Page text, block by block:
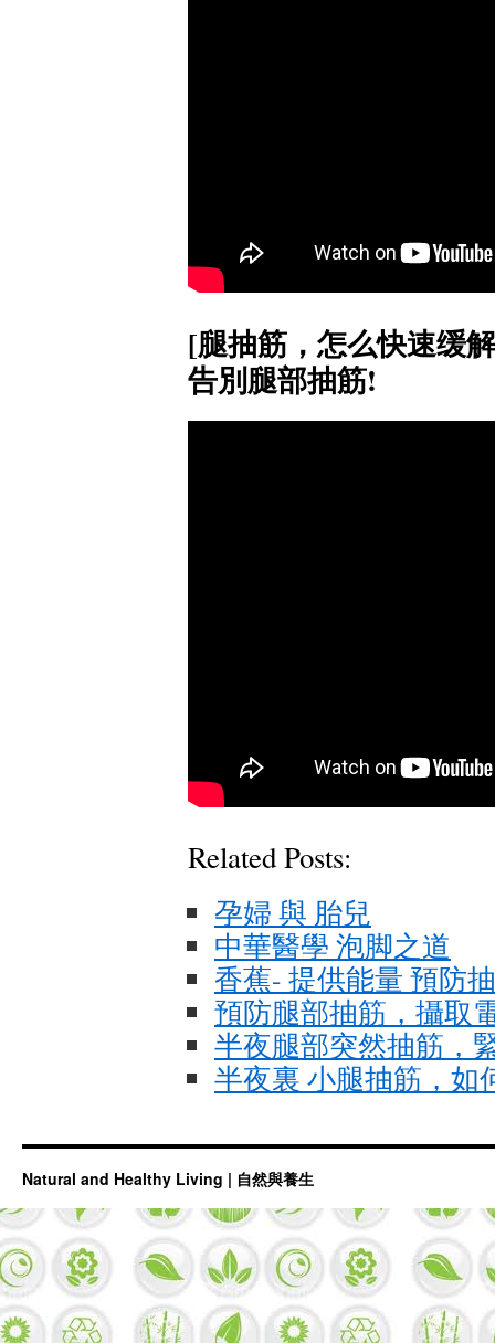
[腿抽筋，怎么快速缓
告別腿部抽筋!
Related Posts:
孕婦 與 胎兒
中華醫學 泡脚之道
香蕉- 提供能量 預防
預防腿部抽筋，攝取
半夜腿部突然抽筋，
半夜裏 小腿抽筋，如
Natural and Healthy Living | 自然與養生